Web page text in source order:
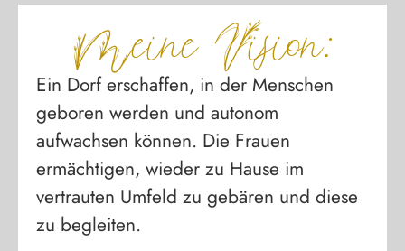
Meine Vision:
Ein Dorf erschaffen, in der Menschen
geboren werden und autonom
aufwachsen können. Die Frauen
ermächtigen, wieder zu Hause im
vertrauten Umfeld zu gebären und diese
zu begleiten.